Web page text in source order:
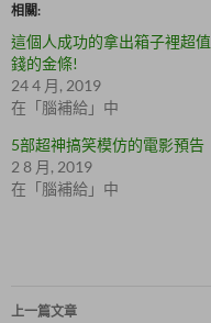
e
r
(
在
新
視
窗
開
啟
)
a
c
o
k
在
窗
中
相關
這個人成功的拿出箱子裡超值
錢的金條!
24 4 月, 2019
在「腦補給」中
5部超神搞笑模仿的電影預告
2 8 月, 2019
在「腦補給」中
文
上一篇文章